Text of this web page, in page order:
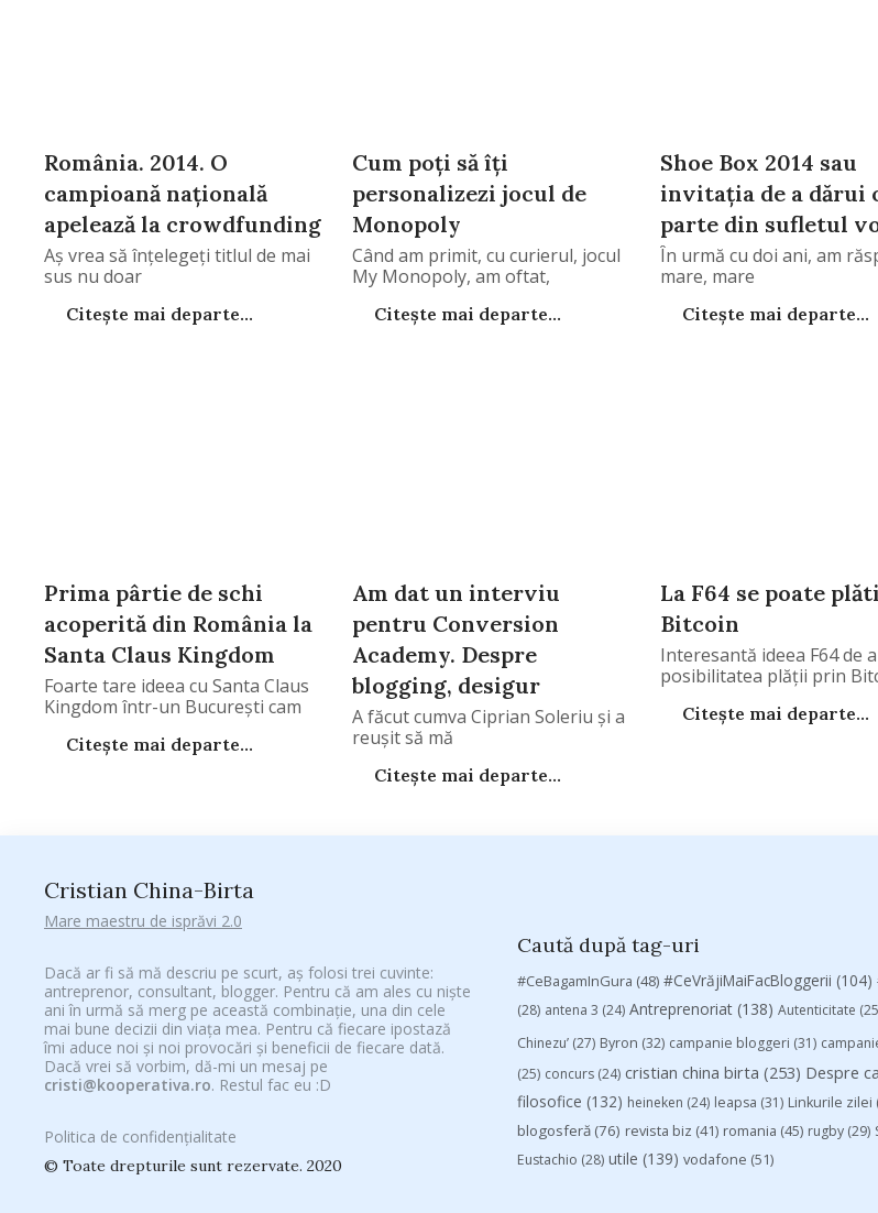
România. 2014. O
campioană naţională
apelează la crowdfunding
Aş vrea să înţelegeţi titlul de mai
sus nu doar
Citește mai departe...
Cum poţi să îţi
personalizezi jocul de
Monopoly
Când am primit, cu curierul, jocul
My Monopoly, am oftat,
Citește mai departe...
Shoe Box 2014 sau
invitaţia de a dărui
parte din sufletul
În urmă cu doi ani, am
mare, mare
Citește mai departe...
Prima pârtie de schi
acoperită din România la
Santa Claus Kingdom
Foarte tare ideea cu Santa Claus
Kingdom într-un Bucureşti cam
Citește mai departe...
Am dat un interviu
pentru Conversion
Academy. Despre
blogging, desigur
A făcut cumva Ciprian Soleriu şi a
reuşit să mă
Citește mai departe...
La F64 se poate
Bitcoin
Interesantă ideea F64 de
posibilitatea plăţii prin
Citește mai departe...
Cristian China-Birta
Mare maestru de isprăvi 2.0
Dacă ar fi să mă descriu pe scurt, aș folosi trei cuvinte:
antreprenor, consultant, blogger. Pentru că am ales cu niște
ani în urmă să merg pe această combinație, una din cele
mai bune decizii din viața mea. Pentru că fiecare ipostază
îmi aduce noi și noi provocări și beneficii de fiecare dată.
Dacă vrei să vorbim, dă-mi un mesaj pe
cristi@kooperativa.ro. Restul fac eu :D
Politica de confidențialitate
© Toate drepturile sunt rezervate. 2020
Caută după tag-uri
#CeBagamInGura (48) #CeVrăjiMaiFacBloggerii (104)
(28) antena 3 (24) Antreprenoriat (138) Autenticitate
Chinezu’ (27) Byron (32) campanie bloggeri (31)
(25) concurs (24) cristian china birta (253) Despre
filosofice (132) heineken (24) leapsa (31) Linkurile zilei
blogosferă (76) revista biz (41) romania (45) rugby (29)
Eustachio (28) utile (139) vodafone (51)